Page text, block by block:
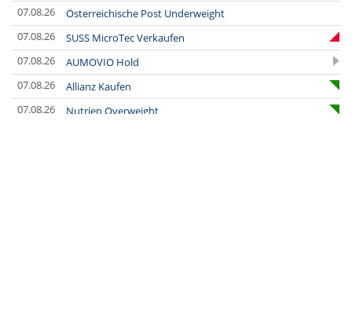
07.08.26
Österreichische Post Underweight
07.08.26
SUSS MicroTec Verkaufen
07.08.26
AUMOVIO Hold
07.08.26
Allianz Kaufen
07.08.26
Nutrien Overweight